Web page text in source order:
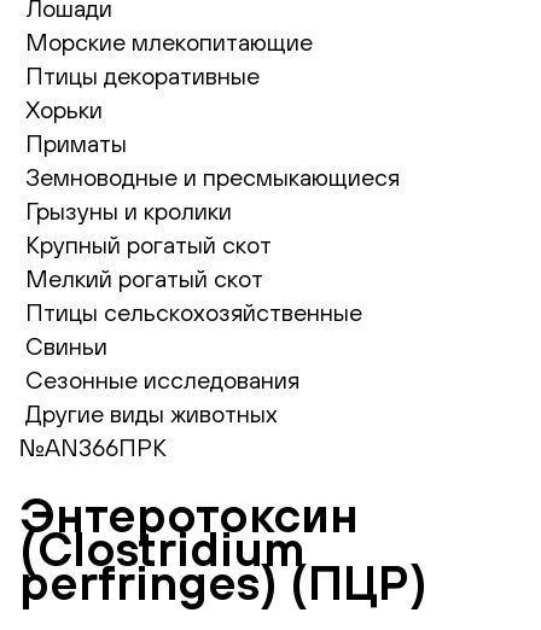
Лошади
Морские млекопитающие
Птицы декоративные
Хорьки
Приматы
Земноводные и пресмыкающиеся
Грызуны и кролики
Крупный рогатый скот
Мелкий рогатый скот
Птицы сельскохозяйственные
Свиньи
Сезонные исследования
Другие виды животных
№AN366ПРК
Энтеротоксин
(Clostridium
perfringes) (ПЦР)